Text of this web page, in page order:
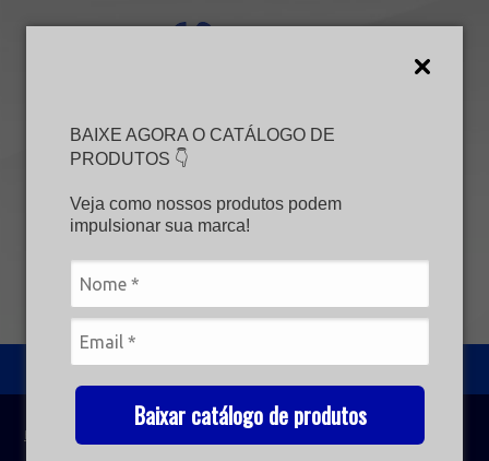
BAIXE AGORA O CATÁLOGO DE
PRODUTOS 👇
Veja como nossos produtos podem
impulsionar sua marca!
Baixar catálogo de produtos
(62) 99880-9559
(62) 99880-9559
atendimento@flexbanner.com.br
CATEGORIAS
HOME